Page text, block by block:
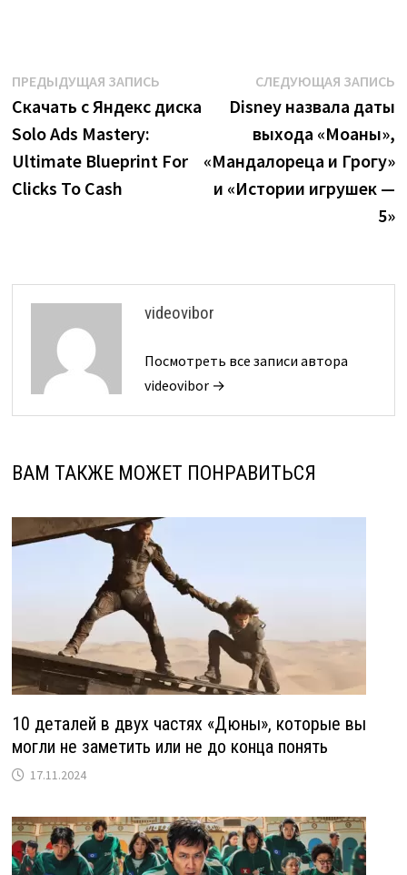
Навигация
по
записям
ПРЕДЫДУЩАЯ ЗАПИСЬПредыдущая
запись:
Скачать с Яндекс диска
Solo Ads Mastery:
Ultimate Blueprint For
Clicks To Cash
СЛЕДУЮЩАЯ ЗАПИСЬ
Disney назвала даты
выхода «Моаны»,
«Мандалореца и Грогу»
и «Истории игрушек —
5»
videovibor
Посмотреть все записи автора
videovibor →
ВАМ ТАКЖЕ МОЖЕТ ПОНРАВИТЬСЯ
10 деталей в двух частях «Дюны», которые вы
могли не заметить или не до конца понять
17.11.2024